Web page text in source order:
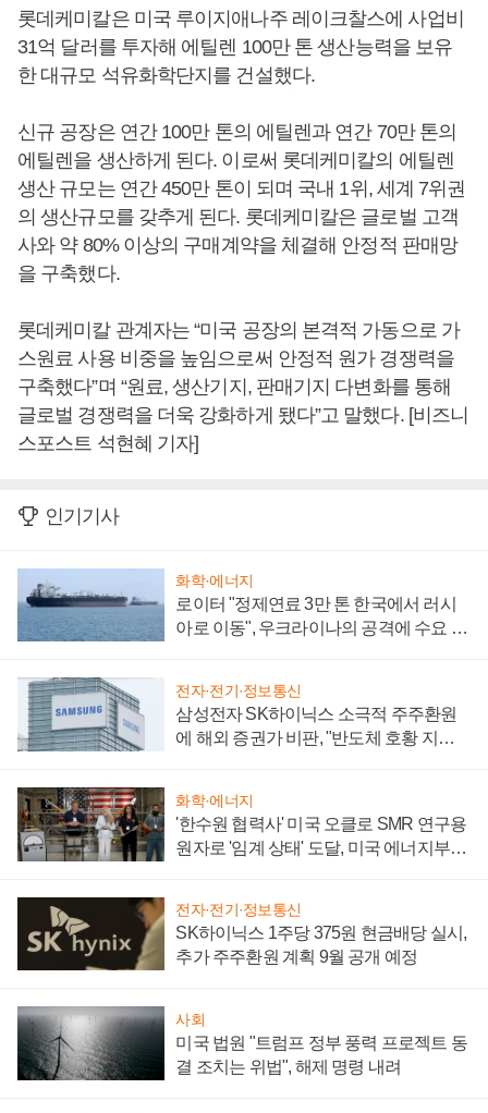
롯데케미칼은 미국 루이지애나주 레이크찰스에 사업비
31억 달러를 투자해 에틸렌 100만 톤 생산능력을 보유
한 대규모 석유화학단지를 건설했다.
신규 공장은 연간 100만 톤의 에틸렌과 연간 70만 톤의
에틸렌을 생산하게 된다. 이로써 롯데케미칼의 에틸렌
생산 규모는 연간 450만 톤이 되며 국내 1위, 세계 7위권
의 생산규모를 갖추게 된다. 롯데케미칼은 글로벌 고객
사와 약 80% 이상의 구매계약을 체결해 안정적 판매망
을 구축했다.
롯데케미칼 관계자는 “미국 공장의 본격적 가동으로 가
스원료 사용 비중을 높임으로써 안정적 원가 경쟁력을
구축했다”며 “원료, 생산기지, 판매기지 다변화를 통해
글로벌 경쟁력을 더욱 강화하게 됐다”고 말했다. [비즈니
스포스트 석현혜 기자]
인기기사
화학·에너지
로이터 "정제연료 3만 톤 한국에서 러시
아로 이동", 우크라이나의 공격에 수요 늘
전자·전기·정보통신
삼성전자 SK하이닉스 소극적 주주환원
에 해외 증권가 비판, "반도체 호황 지속
화학·에너지
'한수원 협력사' 미국 오클로 SMR 연구용
원자로 '임계 상태' 도달, 미국 에너지부
전자·전기·정보통신
SK하이닉스 1주당 375원 현금배당 실시,
추가 주주환원 계획 9월 공개 예정
사회
미국 법원 "트럼프 정부 풍력 프로젝트 동
결 조치는 위법", 해제 명령 내려